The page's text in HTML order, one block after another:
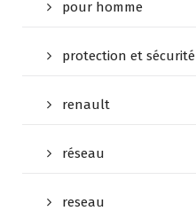
pour homme
protection et sécurité
renault
réseau
reseau